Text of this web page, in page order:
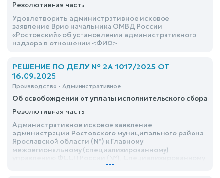
Резолютивная часть
Удовлетворить административное исковое
заявление Врио начальника ОМВД России
«Ростовский» об установлении административного
надзора в отношении <ФИО>
РЕШЕНИЕ ПО ДЕЛУ № 2А-1017/2025 ОТ
16.09.2025
Производство - Административное
Об освобождении от уплаты исполнительского сбора
Резолютивная часть
Административное исковое заявление
администрации Ростовского муниципального района
Ярославской области (№) к Главному
межрегиональному (специализированному)
управлению ФССП России (№), Специализированному
отделению судебных приставов по <адрес> Главного
...